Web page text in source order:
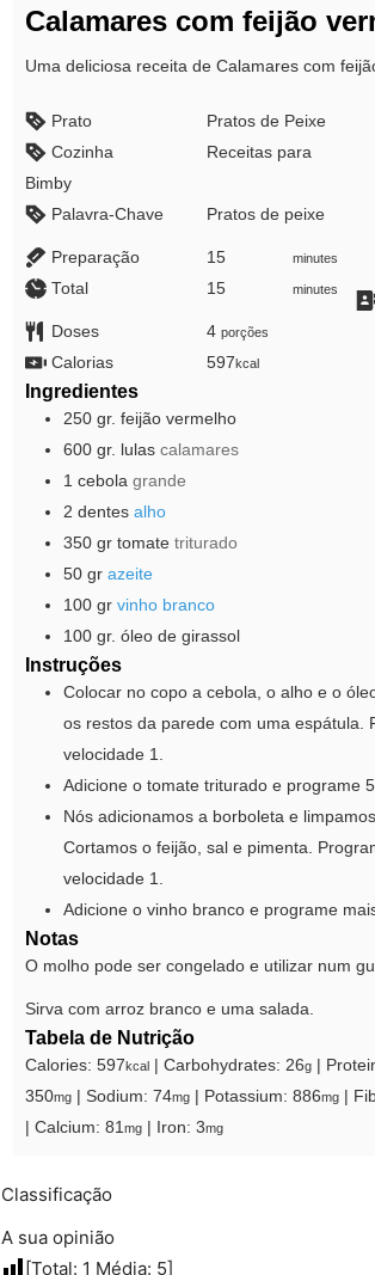
Calamares com feijão
Uma deliciosa receita de Calamares com
Prato
Pratos de Peixe
Cozinha
Receitas para
Bimby
Palavra-Chave
Pratos de peixe
Preparação 15minutes minutes
Total 15minutes minutes
Doses 4 porções
Calorias 597kcal
Ingredientes
250 gr. feijão vermelho
600 gr. lulas calamares
1 cebola grande
2 dentes alho
350 gr tomate triturado
50 gr azeite
100 gr vinho branco
100 gr. óleo de girassol
Instruções
Colocar no copo a cebola, o alho e o
os restos da parede com uma espátula.
velocidade 1.
Adicione o tomate triturado e programe
Nós adicionamos a borboleta e
Cortamos o feijão, sal e pimenta.
velocidade 1.
Adicione o vinho branco e programe
Notas
O molho pode ser congelado e utilizar num
Sirva com arroz branco e uma salada.
Tabela de Nutrição
Calories: 597kcal Carbohydrates: 26g
350mg Sodium: 74mg Potassium: 886mg
Calcium: 81mg Iron: 3mg
Classificação
A sua opinião
[Total: 1 Média: 5]